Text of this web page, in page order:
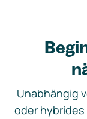
Unabhängig
oder hybrides